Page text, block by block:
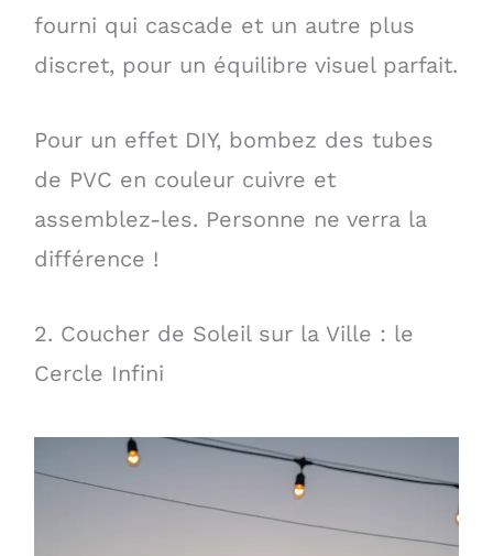
fourni qui cascade et un autre plus
discret, pour un équilibre visuel parfait.
Pour un effet DIY, bombez des tubes
de PVC en couleur cuivre et
assemblez-les. Personne ne verra la
différence !
2. Coucher de Soleil sur la Ville : le
Cercle Infini